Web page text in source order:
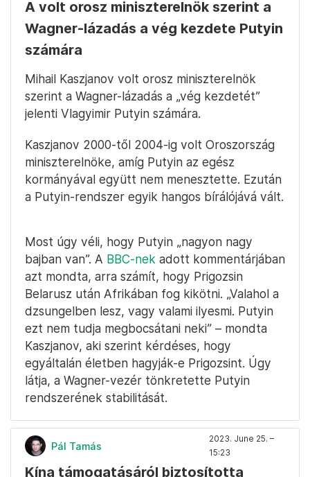
A volt orosz miniszterelnök szerint a
Wagner-lázadás a vég kezdete Putyin
számára
Mihail Kaszjanov volt orosz miniszterelnök
szerint a Wagner-lázadás a „vég kezdetét”
jelenti Vlagyimir Putyin számára.
Kaszjanov 2000-től 2004-ig volt Oroszország
miniszterelnöke, amíg Putyin az egész
kormányával együtt nem menesztette. Ezután
a Putyin-rendszer egyik hangos bírálójává vált.
Most úgy véli, hogy Putyin „nagyon nagy
bajban van”. A BBC-nek adott kommentárjában
azt mondta, arra számít, hogy Prigozsin
Belarusz után Afrikában fog kikötni. „Valahol a
dzsungelben lesz, vagy valami ilyesmi. Putyin
ezt nem tudja megbocsátani neki” – mondta
Kaszjanov, aki szerint kérdéses, hogy
egyáltalán életben hagyják-e Prigozsint. Úgy
látja, a Wagner-vezér tönkretette Putyin
rendszerének stabilitását.
Pál Tamás
2023. June 25. –
15:23
Kína támogatásáról biztosította